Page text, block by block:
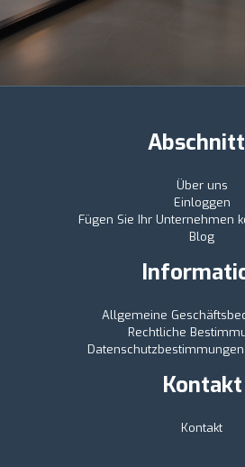
Über uns
Einloggen
Fügen Sie Ihr Unternehmen
Blog
Allgemeine
Rechtliche
Kontakt
Kontakt